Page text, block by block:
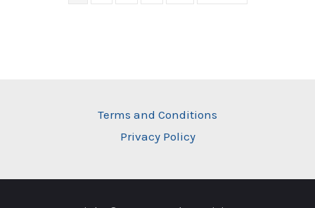
Terms and Conditions
Privacy Policy